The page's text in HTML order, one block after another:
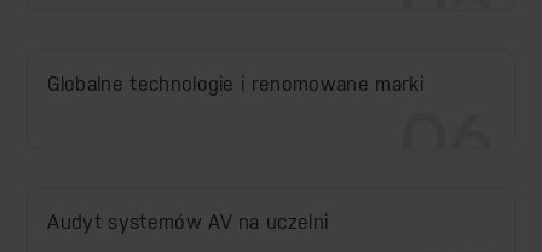
Globalne technologie i renomowane marki
Audyt systemów AV na uczelni